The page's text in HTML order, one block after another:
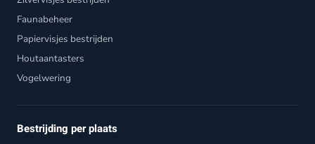
Faunabeheer
Papiervisjes bestrijden
Houtaantasters
Vogelwering
Bestrijding per plaats